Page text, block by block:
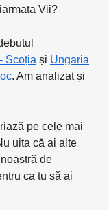
Vii?
Scoția și Ungaria
. Am analizat și
pe cele mai
uita că ai alte
de
ca tu să ai